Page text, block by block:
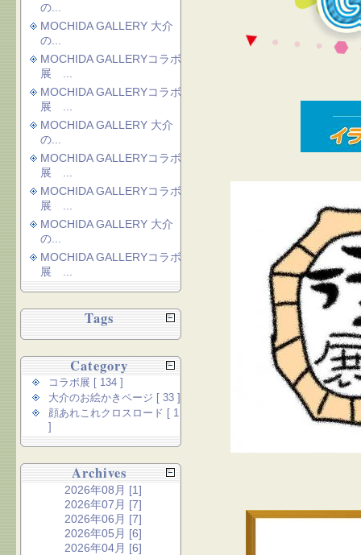
の...
MOCHIDA GALLERY 大介
の...
MOCHIDA GALLERYコラボ
展 ...
MOCHIDA GALLERYコラボ
展 ...
MOCHIDA GALLERY 大介
の...
MOCHIDA GALLERYコラボ
展 ...
MOCHIDA GALLERYコラボ
展 ...
MOCHIDA GALLERY 大介
の...
MOCHIDA GALLERYコラボ
展 ...
Tags
Category
コラボ展 [ 134 ]
大介のお絵かきページ [ 33 ]
顔あれこれクロスロード [ 1
Archives
2026年08月 [1]
2026年07月 [7]
2026年06月 [7]
2026年05月 [6]
2026年04月 [6]